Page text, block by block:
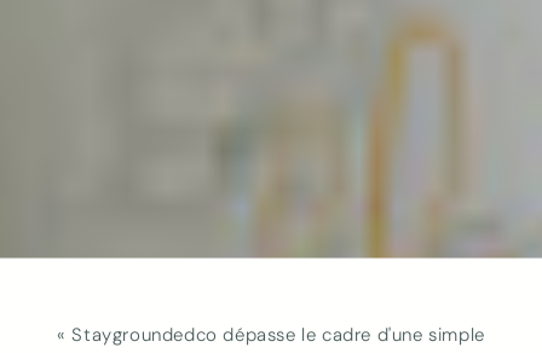
« Staygroundedco dépasse le cadre d'une simple